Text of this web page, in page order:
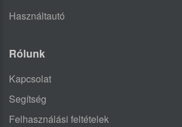
Használtautó
Rólunk
Kapcsolat
Segítség
Felhasználási feltételek